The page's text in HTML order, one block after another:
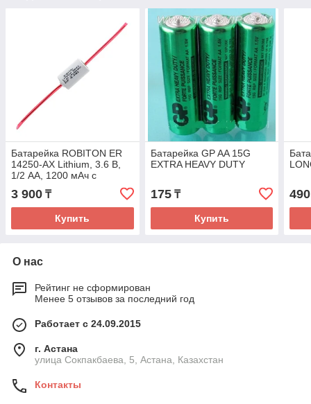
Батарейка ROBITON ER
14250-AX Lithium, 3.6 В,
1/2 AA, 1200 мАч с
аксиальными (SL-750,TL-
2150)
3 900 ₸
Купить
Батарейка GP AA 15G
EXTRA HEAVY DUTY
175₸
Купить
490
О нас
Рейтинг не сформирован
Менее 5 отзывов за последний год
Работает с 24.09.2015
г. Астана
улица Сокпакбаева, 5, Астана, Казахстан
Контакты